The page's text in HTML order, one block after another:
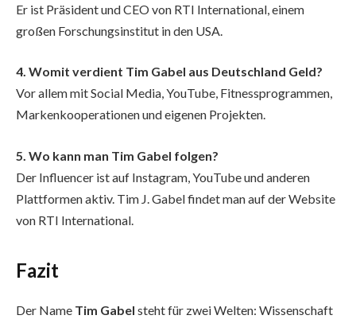
Er ist Präsident und CEO von RTI International, einem
großen Forschungsinstitut in den USA.
4. Womit verdient Tim Gabel aus Deutschland Geld?
Vor allem mit Social Media, YouTube, Fitnessprogrammen,
Markenkooperationen und eigenen Projekten.
5. Wo kann man Tim Gabel folgen?
Der Influencer ist auf Instagram, YouTube und anderen
Plattformen aktiv. Tim J. Gabel findet man auf der Website
von RTI International.
Fazit
Der Name Tim Gabel steht für zwei Welten: Wissenschaft